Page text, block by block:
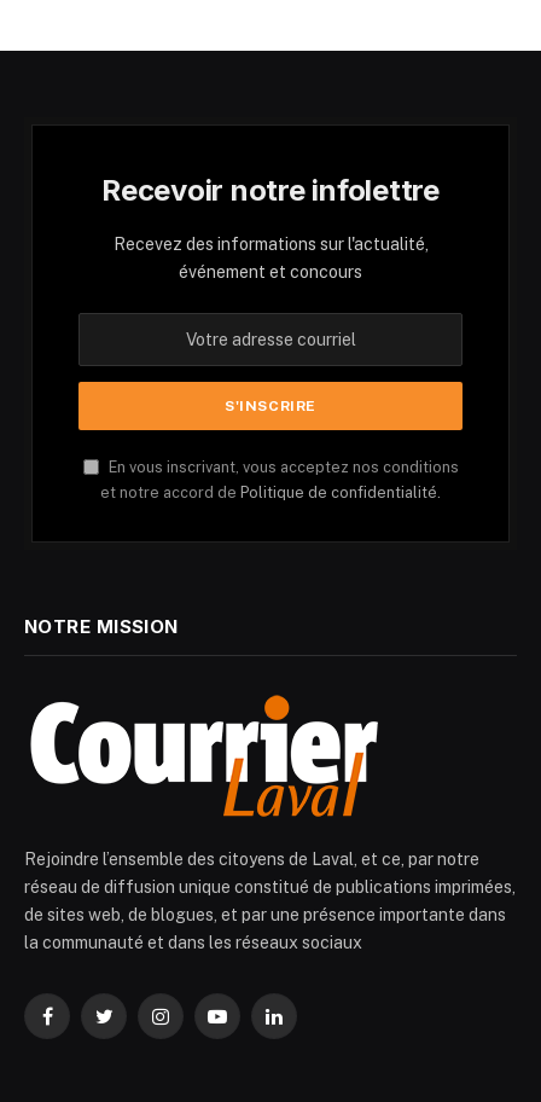
Recevoir notre infolettre
Recevez des informations sur l'actualité,
événement et concours
En vous inscrivant, vous acceptez nos conditions
et notre accord de Politique de confidentialité.
NOTRE MISSION
Rejoindre l’ensemble des citoyens de Laval, et ce, par notre
réseau de diffusion unique constitué de publications imprimées,
de sites web, de blogues, et par une présence importante dans
la communauté et dans les réseaux sociaux
FacebookTwitterInstagramYouTubeLinkedIn